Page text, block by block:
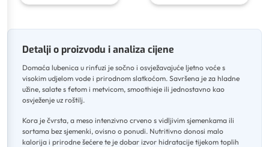
Detalji o proizvodu i analiza cijene
Domaća lubenica u rinfuzi je sočno i osvježavajuće ljetno voće s
visokim udjelom vode i prirodnom slatkoćom. Savršena je za hladne
užine, salate s fetom i metvicom, smoothieje ili jednostavno kao
osvježenje uz roštilj.
Kora je čvrsta, a meso intenzivno crveno s vidljivim sjemenkama ili
sortama bez sjemenki, ovisno o ponudi. Nutritivno donosi malo
kalorija i prirodne šećere te je dobar izvor hidratacije tijekom toplih